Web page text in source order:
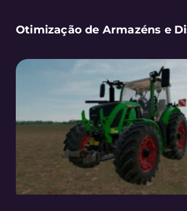
Otimização de Armazéns e